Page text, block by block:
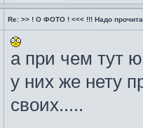
Re: >> ! О ФОТО ! <<< !!! Надо
а при чем тут
у них же нету
своих.....